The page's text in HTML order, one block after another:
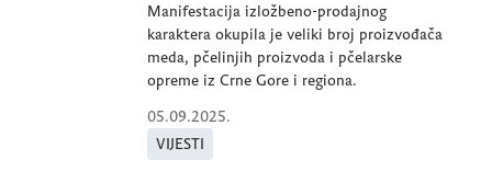
Manifestacija izložbeno-prodajnog
karaktera okupila je veliki broj proizvođača
meda, pčelinjih proizvoda i pčelarske
opreme iz Crne Gore i regiona.
05.09.2025.
VIJESTI